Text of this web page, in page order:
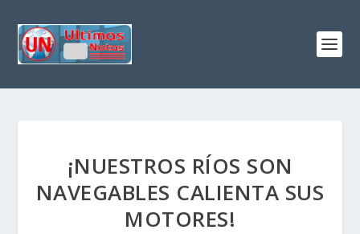
¡NUESTROS RÍOS SON
NAVEGABLES CALIENTA SUS
MOTORES!